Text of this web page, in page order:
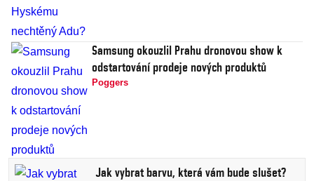
Samsung okouzlil Prahu dronovou show k
odstartování prodeje nových produktů
Poggers
Jak vybrat barvu, která vám bude slušet?